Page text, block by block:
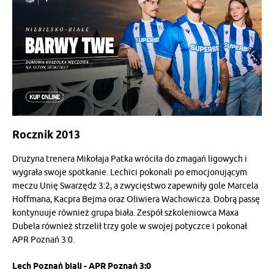
Rocznik 2013
Drużyna trenera Mikołaja Patka wróciła do zmagań ligowych i
wygrała swoje spotkanie. Lechici pokonali po emocjonującym
meczu Unię Swarzędz 3:2, a zwycięstwo zapewniły gole Marcela
Hoffmana, Kacpra Bejma oraz Oliwiera Wachowicza. Dobrą passę
kontynuuje również grupa biała. Zespół szkoleniowca Maxa
Dubela również strzelił trzy gole w swojej potyczce i pokonał
APR Poznań 3:0.
Lech Poznań biali - APR Poznań 3:0